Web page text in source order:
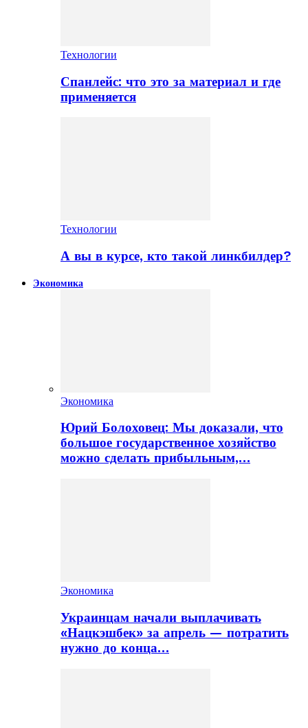
Технологии
Спанлейс: что это за материал и где
применяется
Технологии
А вы в курсе, кто такой линкбилдер?
Экономика
Экономика
Юрий Болоховец: Мы доказали, что
большое государственное хозяйство
можно сделать прибыльным,…
Экономика
Украинцам начали выплачивать
«Нацкэшбек» за апрель — потратить
нужно до конца…